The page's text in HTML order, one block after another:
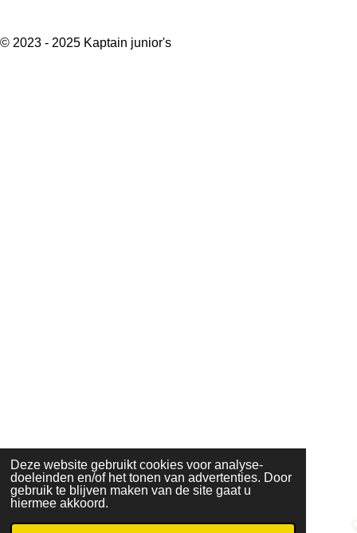
Deze website gebruikt cookies voor analyse-
doeleinden en/of het tonen van advertenties. Door
gebruik te blijven maken van de site gaat u
hiermee akkoord.
© 2023 - 2025 Kaptain junior's